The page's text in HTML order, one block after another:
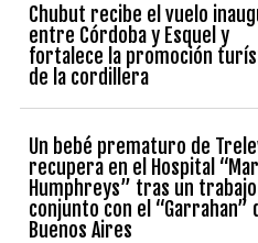
Chubut recibe el vuelo
entre Córdoba y Esquel y
fortalece la promoción
de la cordillera
Un bebé prematuro de
recupera en el Hospital
Humphreys” tras un
conjunto con el “Garrahan”
Buenos Aires